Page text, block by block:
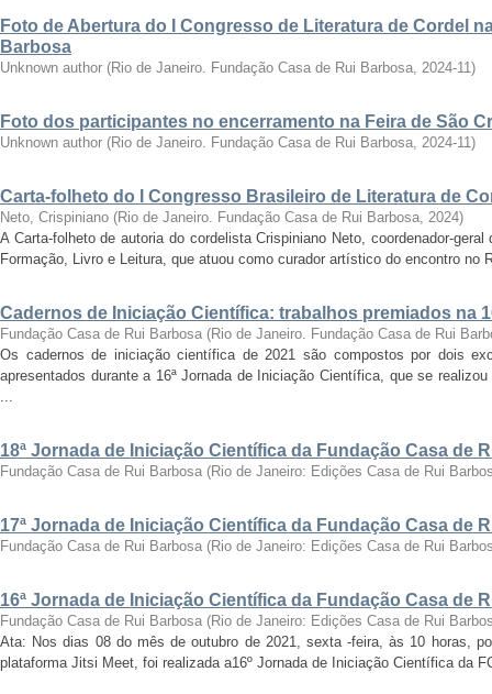
Foto de Abertura do I Congresso de Literatura de Cordel
Barbosa
Unknown author (Rio de Janeiro. Fundação Casa de Rui Barbosa, 2024-11)
Foto dos participantes no encerramento na Feira de São
Unknown author (Rio de Janeiro. Fundação Casa de Rui Barbosa, 2024-11)
Carta-folheto do I Congresso Brasileiro de Literatura de
Neto, Crispiniano (Rio de Janeiro. Fundação Casa de Rui Barbosa, 2024)
A Carta-folheto de autoria do cordelista Crispiniano Neto, coordenador-
Formação, Livro e Leitura, que atuou como curador artístico do encontro no
Cadernos de Iniciação Científica: trabalhos premiados na
Fundação Casa de Rui Barbosa (Rio de Janeiro. Fundação Casa de Rui
Os cadernos de iniciação científica de 2021 são compostos por dois
apresentados durante a 16ª Jornada de Iniciação Científica, que se
...
18ª Jornada de Iniciação Científica da Fundação Casa de
Fundação Casa de Rui Barbosa (Rio de Janeiro: Edições Casa de Rui
17ª Jornada de Iniciação Científica da Fundação Casa de
Fundação Casa de Rui Barbosa (Rio de Janeiro: Edições Casa de Rui
16ª Jornada de Iniciação Científica da Fundação Casa de
Fundação Casa de Rui Barbosa (Rio de Janeiro: Edições Casa de Rui
Ata: Nos dias 08 do mês de outubro de 2021, sexta -feira, às 10 horas,
plataforma Jitsi Meet, foi realizada a16º Jornada de Iniciação Científica da